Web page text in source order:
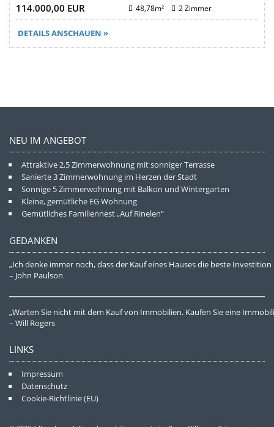
114.000,00 EUR 48,78m² 2 Zimmer
DETAILS ANSCHAUEN »
NEU IM ANGEBOT
Attraktive 2,5 Zimmerwohnung mit sonniger Terrasse
Sanierte 3 Zimmerwohnung im Herzen der Stadt
Sonnige 5 Zimmerwohnung mit Balkon und Wintergarten
Kleine, gemütliche EG Wohnung
Gemütliches Familiennest „Auf Rinelen“
GEDANKEN
„Ich denke immer noch, dass der Kauf eines Hauses die beste
– John Paulson
„Warten Sie nicht mit dem Kauf von Immobilien. Kaufen Sie eine
– Will Rogers
LINKS
Impressum
Datenschutz
Cookie-Richtlinie (EU)